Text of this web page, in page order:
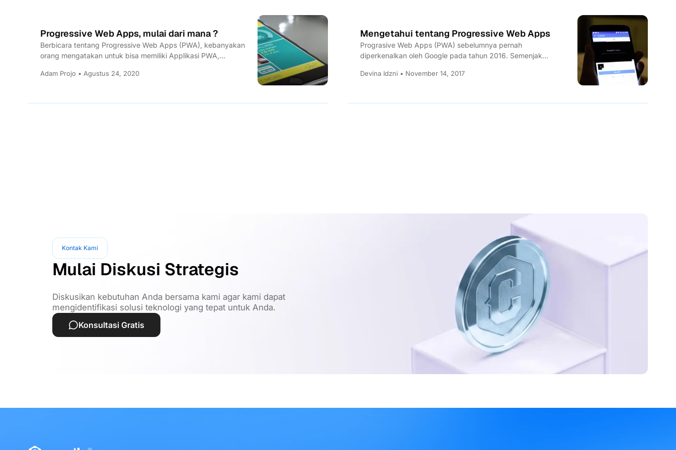
Progressive Web Apps, mulai dari mana ?
Berbicara tentang Progressive Web Apps (PWA), kebanyakan
orang mengatakan untuk bisa memiliki Applikasi PWA,
Adam Projo • Agustus 24, 2020
Mengetahui tentang Progressive Web Apps
Prograsive Web Apps (PWA) sebelumnya pernah
diperkenalkan oleh Google pada tahun 2016. Semenjak
Devina Idzni • November 14, 2017
Kontak Kami
Mulai Diskusi Strategis
Diskusikan kebutuhan Anda bersama kami agar kami dapat
mengidentifikasi solusi teknologi yang tepat untuk Anda.
Konsultasi Gratis